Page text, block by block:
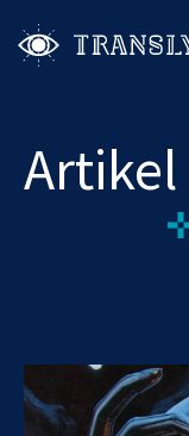
Artikel